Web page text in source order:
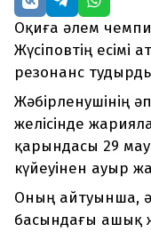
Оқиға әлем
Жүсіповтің есімі
резонанс
Жәбірленушінің
желісінде
қарындасы 29
күйеуінен ауыр
Оның айтуынша,
басындағы ашық